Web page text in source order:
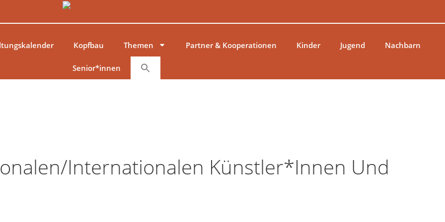
Kopfbau Themen Partner & Kooperationen Kinder Jugend Nachbarn
Senior*innen
internationalen Künstler*innen Und